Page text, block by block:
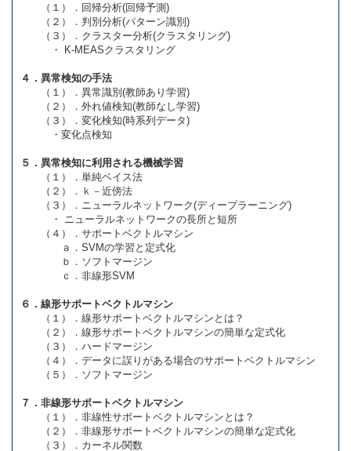
（１）．回帰分析(回帰予測)
（２）．判別分析(パターン識別)
（３）．クラスター分析(クラスタリング)
・ K-MEASクラスタリング
４．異常検知の手法
（１）．異常識別(教師あり学習)
（２）．外れ値検知(教師なし学習)
（３）．変化検知(時系列データ)
・変化点検知
５．異常検知に利用される機械学習
（１）．単純ベイス法
（２）．ｋ－近傍法
（３）．ニューラルネットワーク(ディープラーニング)
・ ニューラルネットワークの長所と短所
（４）．サポートベクトルマシン
ａ．SVMの学習と定式化
ｂ．ソフトマージン
ｃ．非線形SVM
６．線形サポートベクトルマシン
（１）．線形サポートベクトルマシンとは？
（２）．線形サポートベクトルマシンの簡単な定式化
（３）．ハードマージン
（４）．データに誤りがある場合のサポートベクトルマシン
（５）．ソフトマージン
７．非線形サポートベクトルマシン
（１）．非線性サポートベクトルマシンとは？
（２）．非線形サポートベクトルマシンの簡単な定式化
（３）．カーネル関数